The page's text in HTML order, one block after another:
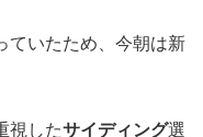
ていたため、今朝は新
視したサイディング選